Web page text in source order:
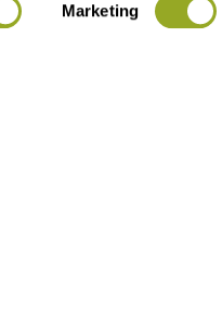
Marketing